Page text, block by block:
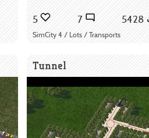
5 7 5428
SimCity 4 / Lots / Transports
Tunnel